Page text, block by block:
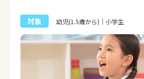
対象 幼児(1.5歳から)｜小学生